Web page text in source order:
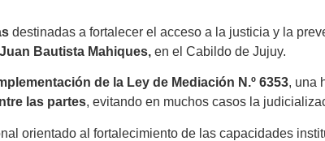
destinadas a fortalecer el acceso a la justicia y la
Bautista Mahiques, en el Cabildo de Jujuy.
de la Ley de Mediación N.º 6353, una
las partes, evitando en muchos casos la
orientado al fortalecimiento de las capacidades